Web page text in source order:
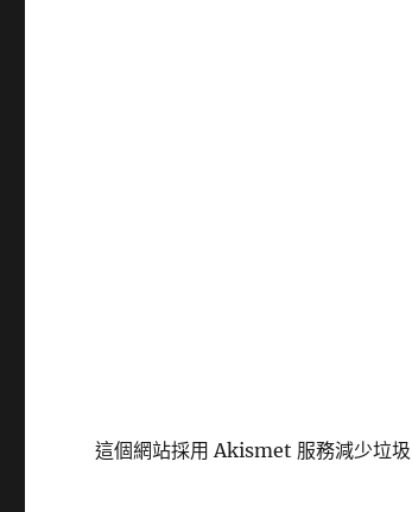
這個網站採用 Akismet 服務減少垃